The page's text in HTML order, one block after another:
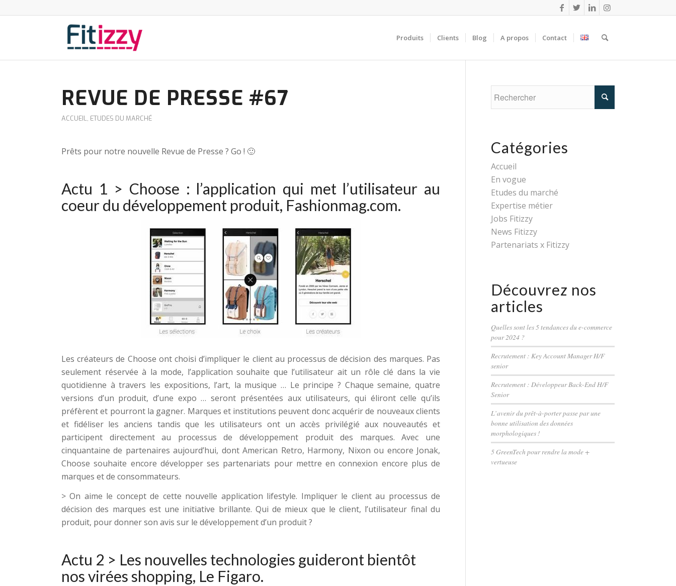
Produits Clients Blog A propos Contact
REVUE DE PRESSE #67
ACCUEIL, ETUDES DU MARCHÉ
Prêts pour notre nouvelle Revue de Presse ? Go ! 🙂
Actu 1 > Choose : l’application qui met l’utilisateur au
coeur du développement produit, Fashionmag.com.
Les créateurs de Choose ont choisi d’impliquer le client au processus de décision des marques. Pas
seulement réservée à la mode, l’application souhaite que l’utilisateur ait un rôle clé dans la vie
quotidienne à travers les expositions, l’art, la musique … Le principe ? Chaque semaine, quatre
versions d’un produit, d’une expo … seront présentées aux utilisateurs, qui éliront celle qu’ils
préfèrent et pourront la gagner. Marques et institutions peuvent donc acquérir de nouveaux clients
et fidéliser les anciens tandis que les utilisateurs ont un accès privilégié aux nouveautés et
participent directement au processus de développement produit des marques. Avec une
cinquantaine de partenaires aujourd’hui, dont American Retro, Harmony, Nixon ou encore Jonak,
Choose souhaite encore développer ses partenariats pour mettre en connexion encore plus de
marques et de consommateurs.
> On aime le concept de cette nouvelle application lifestyle. Impliquer le client au processus de
décision des marques est une initiative brillante. Qui de mieux que le client, l’utilisateur final du
produit, pour donner son avis sur le développement d’un produit ?
Actu 2 > Les nouvelles technologies guideront bientôt
nos virées shopping, Le Figaro.
Catégories
Accueil
En vogue
Etudes du marché
Expertise métier
Jobs Fitizzy
News Fitizzy
Partenariats x Fitizzy
Découvrez nos
articles
Quelles sont les 5 tendances du e-commerce
pour 2024 ?
Recrutement : Key Account Manager H/F
senior
Recrutement : Développeur Back-End H/F
Senior
L’avenir du prêt-à-porter passe par une
bonne utilisation des données
morphologiques !
5 GreenTech pour rendre la mode +
vertueuse